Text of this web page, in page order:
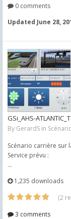
0 comments
Updated June 28,
GSi_AHS-
By GerardS in
Scénario carrière sur
Service prévu :
...
1,235 downloads
(2
3 comments